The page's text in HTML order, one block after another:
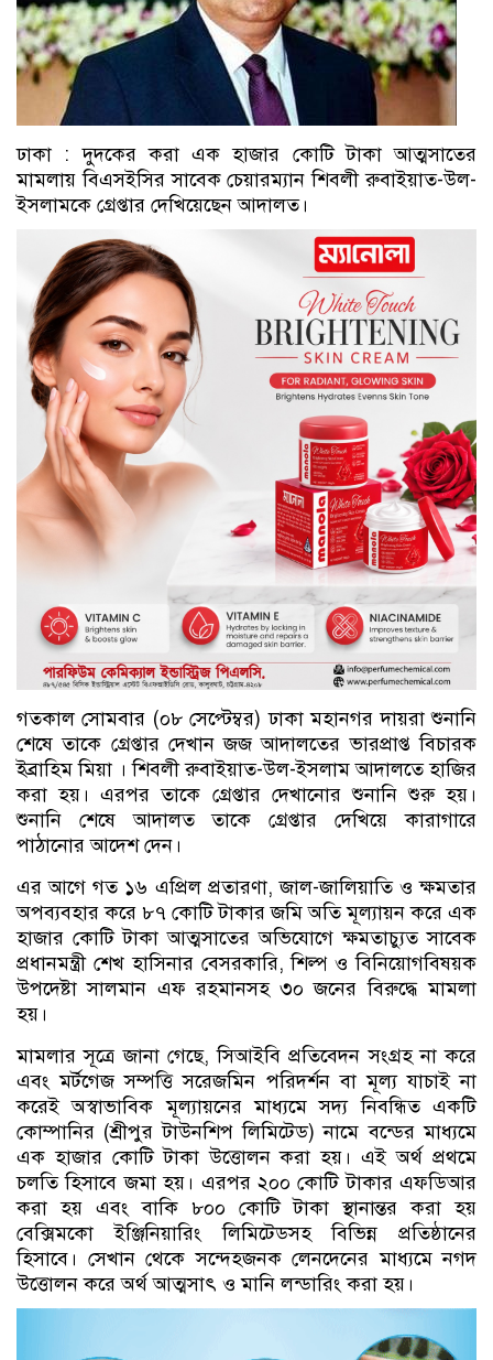
ঢাকা : দুদকের করা এক হাজার কোটি টাকা আত্মসাতের
মামলায় বিএসইসির সাবেক চেয়ারম্যান শিবলী রুবাইয়াত-উল-
ইসলামকে গ্রেপ্তার দেখিয়েছেন আদালত।
গতকাল সোমবার (০৮ সেপ্টেম্বর) ঢাকা মহানগর দায়রা শুনানি
শেষে তাকে গ্রেপ্তার দেখান জজ আদালতের ভারপ্রাপ্ত বিচারক
ইব্রাহিম মিয়া । শিবলী রুবাইয়াত-উল-ইসলাম আদালতে হাজির
করা হয়। এরপর তাকে গ্রেপ্তার দেখানোর শুনানি শুরু হয়।
শুনানি শেষে আদালত তাকে গ্রেপ্তার দেখিয়ে কারাগারে
পাঠানোর আদেশ দেন।
এর আগে গত ১৬ এপ্রিল প্রতারণা, জাল-জালিয়াতি ও ক্ষমতার
অপব্যবহার করে ৮৭ কোটি টাকার জমি অতি মূল্যায়ন করে এক
হাজার কোটি টাকা আত্মসাতের অভিযোগে ক্ষমতাচ্যুত সাবেক
প্রধানমন্ত্রী শেখ হাসিনার বেসরকারি, শিল্প ও বিনিয়োগবিষয়ক
উপদেষ্টা সালমান এফ রহমানসহ ৩০ জনের বিরুদ্ধে মামলা
হয়।
মামলার সূত্রে জানা গেছে, সিআইবি প্রতিবেদন সংগ্রহ না করে
এবং মর্টগেজ সম্পত্তি সরেজমিন পরিদর্শন বা মূল্য যাচাই না
করেই অস্বাভাবিক মূল্যায়নের মাধ্যমে সদ্য নিবন্ধিত একটি
কোম্পানির (শ্রীপুর টাউনশিপ লিমিটেড) নামে বন্ডের মাধ্যমে
এক হাজার কোটি টাকা উত্তোলন করা হয়। এই অর্থ প্রথমে
চলতি হিসাবে জমা হয়। এরপর ২০০ কোটি টাকার এফডিআর
করা হয় এবং বাকি ৮০০ কোটি টাকা স্থানান্তর করা হয়
বেক্সিমকো ইঞ্জিনিয়ারিং লিমিটেডসহ বিভিন্ন প্রতিষ্ঠানের
হিসাবে। সেখান থেকে সন্দেহজনক লেনদেনের মাধ্যমে নগদ
উত্তোলন করে অর্থ আত্মসাৎ ও মানি লন্ডারিং করা হয়।